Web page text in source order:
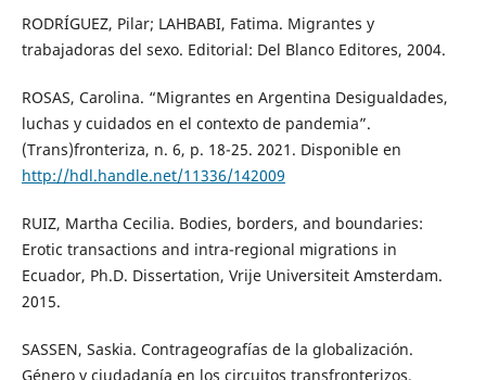
RODRÍGUEZ, Pilar; LAHBABI, Fatima. Migrantes y
trabajadoras del sexo. Editorial: Del Blanco Editores, 2004.
ROSAS, Carolina. “Migrantes en Argentina Desigualdades,
luchas y cuidados en el contexto de pandemia”.
(Trans)fronteriza, n. 6, p. 18-25. 2021. Disponible en
http://hdl.handle.net/11336/142009
RUIZ, Martha Cecilia. Bodies, borders, and boundaries:
Erotic transactions and intra-regional migrations in
Ecuador, Ph.D. Dissertation, Vrije Universiteit Amsterdam.
2015.
SASSEN, Saskia. Contrageografías de la globalización.
Género y ciudadanía en los circuitos transfronterizos.